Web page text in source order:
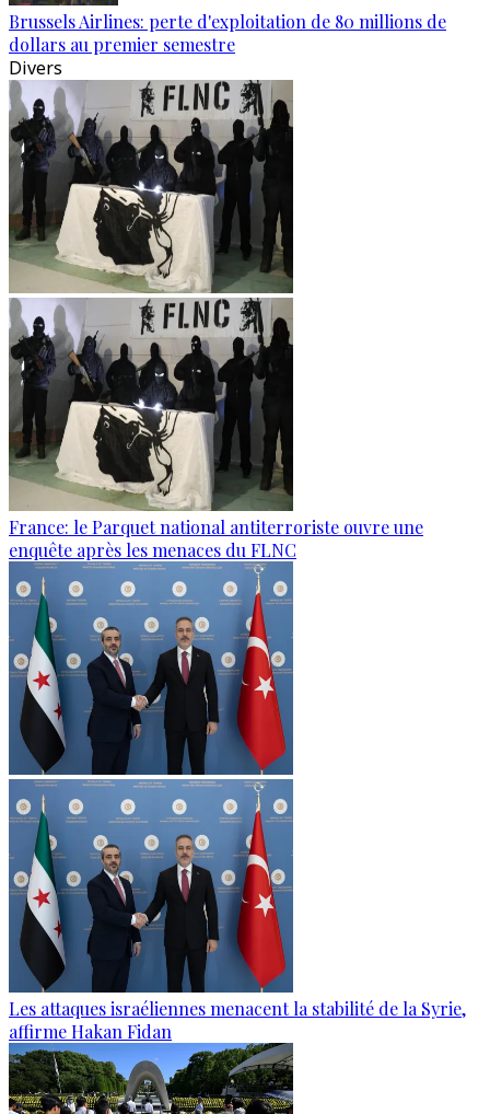
Brussels Airlines: perte d'exploitation de 80 millions de
dollars au premier semestre
Divers
France: le Parquet national antiterroriste ouvre une
enquête après les menaces du FLNC
Les attaques israéliennes menacent la stabilité de la Syrie,
affirme Hakan Fidan